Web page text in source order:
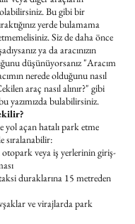
olabilirsiniz. Bu gibi bir
yerde bulamama
Siz de daha önce
ya da aracınızın
düşünüyorsanız "Aracım
nerede olduğunu nasıl
araç nasıl alınır?" gibi
yazımızda bulabilirsiniz.
yol açan hatalı park etme
sıralanabilir:
veya iş yerlerinin giriş-
duraklarına 15 metreden
ve virajlarda park